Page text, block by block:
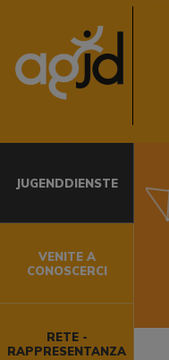
JUGENDDIENSTE
VENITE A
CONOSCERCI
RETE -
RAPPRESENTANZA